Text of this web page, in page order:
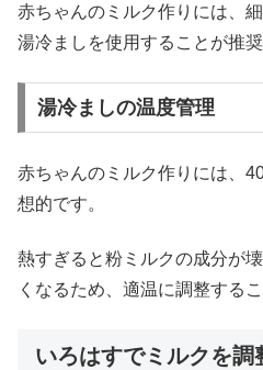
赤ちゃんのミルク作りには、
湯冷ましを使用することが推奨
湯冷ましの温度管理
赤ちゃんのミルク作りには、
想的です。
熱すぎると粉ミルクの成分が
くなるため、適温に調整する
いろはすでミルクを調